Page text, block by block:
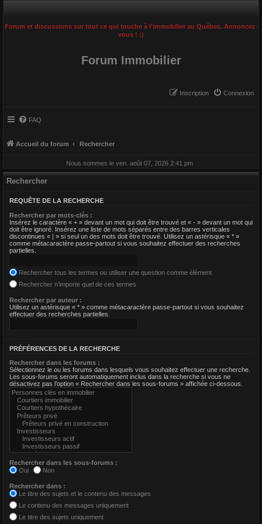
Forum et discussions sur tout ce qui touche à l'immobilier au Québec. Annoncez-
vous ! :)
Forum Immobilier
Connexion
Inscription
FAQ
Accueil du forum Rechercher
Nous sommes le ven. août 07, 2026 2:41 pm
Rechercher
REQUÊTE DE LA RECHERCHE
Rechercher par mots-clés :
Insérez le caractère « + » devant un mot qui doit être trouvé et « - » devant un mot qui
doit être ignoré. Insérez une liste de mots séparés entre des barres verticales
discontinues « | » si seul un des mots doit être trouvé. Utilisez un astérisque « * »
comme métacaractère passe-partout si vous souhaitez effectuer des recherches
partielles.
Rechercher tous les termes ou utiliser une question comme élément
Rechercher n’importe quel de ces termes
Rechercher par auteur :
Utilisez un astérisque « * » comme métacaractère passe-partout si vous souhaitez
effectuer des recherches partielles.
PRÉFÉRENCES DE LA RECHERCHE
Rechercher dans les forums :
Sélectionnez le ou les forums dans lesquels vous souhaitez effectuer une recherche.
Les sous-forums seront automatiquement inclus dans la recherche si vous ne
désactivez pas l’option « Rechercher dans les sous-forums » affichée ci-dessous.
Rechercher dans les sous-forums :
Oui
Non
Rechercher dans :
Le titre des sujets et le contenu des messages
Le contenu des messages uniquement
Le titre des sujets uniquement